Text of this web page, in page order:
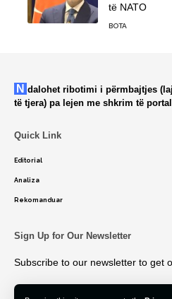
të NATO
BOTA
Ndalohet ribotimi i përmbajtjes (lajmeve dhe të gjitha shkrimeve
të tjera) pa lejen me shkrim të
Quick Link
Editorial
Analiza
Rekomanduar
Sign Up for Our Newsletter
Subscribe to our newsletter to get